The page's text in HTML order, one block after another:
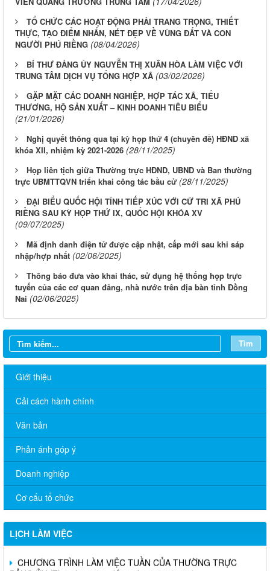
TỔ CHỨC CÁC HOẠT ĐỘNG PHẢI TRANG TRỌNG, THIẾT
THỰC, TẠO ĐIỂM NHẤN, NÉT ĐẸP VỀ VÙNG ĐẤT VÀ CON
NGƯỜI PHÚ RIỀNG (08/04/2026)
BÍ THƯ ĐẢNG ỦY NGUYỄN THỊ XUÂN HÒA LÀM VIỆC VỚI
TRUNG TÂM DỊCH VỤ TỔNG HỢP XÃ (03/02/2026)
GẶP MẶT CÁC DOANH NGHIỆP, HỢP TÁC XÃ, TIỂU
THƯƠNG, HỘ SẢN XUẤT – KINH DOANH TIÊU BIỂU
(21/01/2026)
Nghị quyết thông qua tại kỳ họp thứ 4 (chuyên đề) HĐND xã
khóa XII, nhiệm kỳ 2021-2026 (28/11/2025)
Họp liên tịch giữa Thường trực HĐND, UBND và Ban thường
trực UBMTTQVN triển khai công tác bầu cử (28/11/2025)
ĐẠI BIỂU QUỐC HỘI TỈNH TIẾP XÚC VỚI CỬ TRI XÃ PHÚ
RIỀNG SAU KỲ HỌP THỨ IX, QUỐC HỘI KHÓA XV
(09/07/2025)
Mã định danh điện tử được cập nhật, cấp mới sau khi sáp
nhập/hợp nhất (02/06/2025)
Thông báo đưa vào khai thác, sử dụng hệ thống họp trực
tuyến của các cơ quan đảng, nhà nước trên địa bàn tỉnh Đồng
Nai (02/06/2025)
Tìm
Giới thiệu
Cải cách hành chính
Văn bản
Phản ánh góp ý
Doanh nghiệp
Cơ cấu tổ chức
LỊCH LÀM VIỆC
ĐẢNG ỦY (Từ ngày 12/01 đến ngày 16/01/2026)